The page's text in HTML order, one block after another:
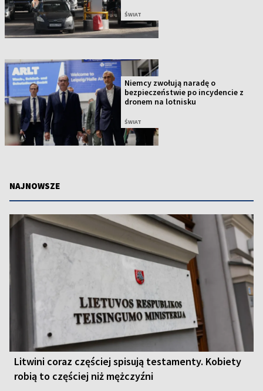
ŚWIAT
Niemcy zwołują naradę o
bezpieczeństwie po incydencie z
dronem na lotnisku
ŚWIAT
NAJNOWSZE
Litwini coraz częściej spisują testamenty. Kobiety
robią to częściej niż mężczyźni